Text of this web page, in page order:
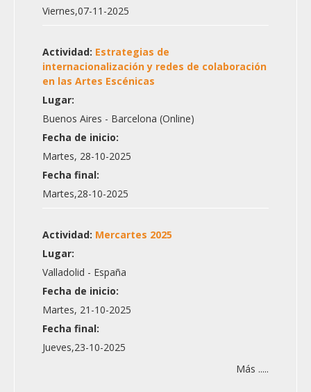
Viernes,07-11-2025
Actividad: Estrategias de
internacionalización y redes de colaboración
en las Artes Escénicas
Lugar:
Buenos Aires - Barcelona (Online)
Fecha de inicio:
Martes, 28-10-2025
Fecha final:
Martes,28-10-2025
Actividad: Mercartes 2025
Lugar:
Valladolid - España
Fecha de inicio:
Martes, 21-10-2025
Fecha final:
Jueves,23-10-2025
Más .....